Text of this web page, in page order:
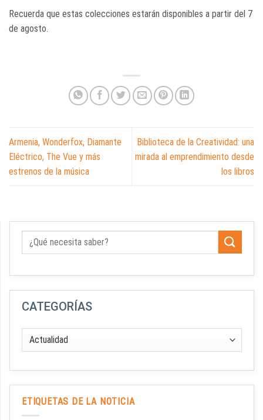
Recuerda que estas colecciones estarán disponibles a partir del 7
de agosto.
Armenia, Wonderfox, Diamante
Eléctrico, The Vue y más
estrenos de la música
Biblioteca de la Creatividad: una
mirada al emprendimiento desde
los libros
CATEGORÍAS
ETIQUETAS DE LA NOTICIA